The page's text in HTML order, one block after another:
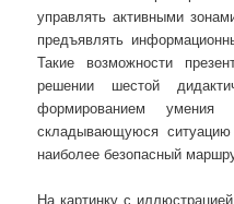
управлять активными
предъявлять
Такие возможности
решении шестой
формированием умения
складывающуюся
наиболее безопасный
На картинку с